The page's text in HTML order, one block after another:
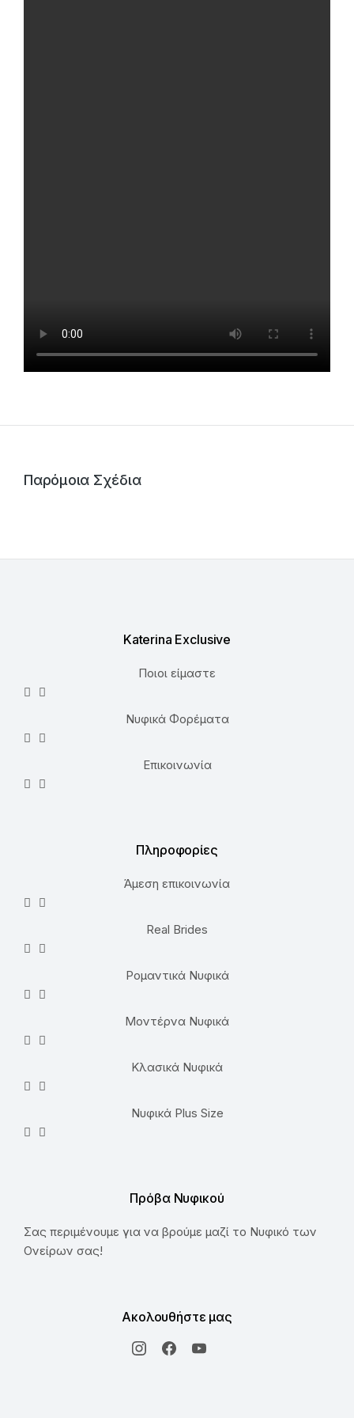
Παρόμοια Σχέδια
Katerina Exclusive
Ποιοι είμαστε
Νυφικά Φορέματα
Επικοινωνία
Πληροφορίες
Άμεση επικοινωνία
Real Brides
Ρομαντικά Νυφικά
Μοντέρνα Νυφικά
Κλασικά Νυφικά
Νυφικά Plus Size
Πρόβα Νυφικού
Σας περιμένουμε για να βρούμε μαζί το Νυφικό των
Ονείρων σας!
Ακολουθήστε μας